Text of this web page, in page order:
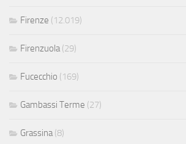
Firenze (12.019)
Firenzuola(29)
Fucecchio (169)
Gambassi Terme (27)
Grassina(8)